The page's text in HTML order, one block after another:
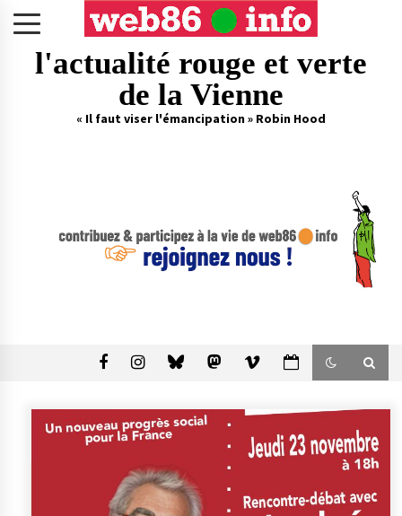
l'actualité rouge et verte
de la Vienne
« Il faut viser l'émancipation » Robin Hood